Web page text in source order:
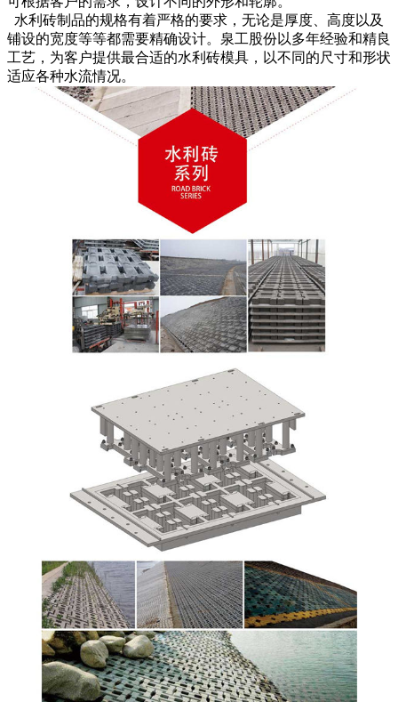
水利砖制品的规格有着严格的要求，无论是厚度、高度以及
铺设的宽度等等都需要精确设计。泉工股份以多年经验和精良
工艺，为客户提供最合适的水利砖模具，以不同的尺寸和形状
适应各种水流情况。